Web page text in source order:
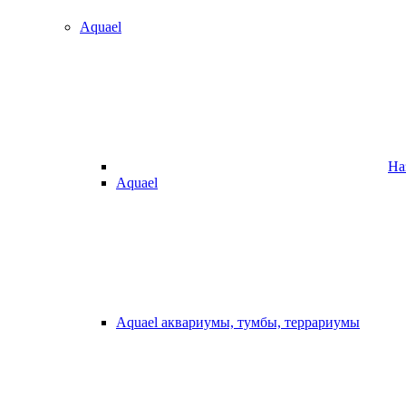
Aquael
Aquael
Aquael аквариумы, тумбы, террариумы